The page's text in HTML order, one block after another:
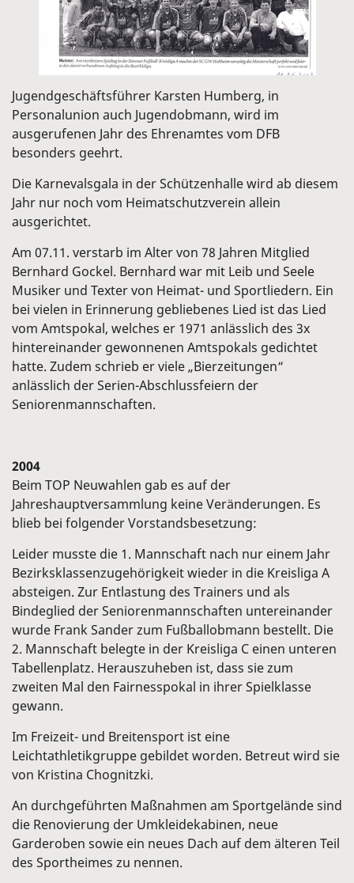
Jugendgeschäftsführer Karsten Humberg, in
Personalunion auch Jugendobmann, wird im
ausgerufenen Jahr des Ehrenamtes vom DFB
besonders geehrt.
Die Karnevalsgala in der Schützenhalle wird ab diesem
Jahr nur noch vom Heimatschutzverein allein
ausgerichtet.
Am 07.11. verstarb im Alter von 78 Jahren Mitglied
Bernhard Gockel. Bernhard war mit Leib und Seele
Musiker und Texter von Heimat- und Sportliedern. Ein
bei vielen in Erinnerung gebliebenes Lied ist das Lied
vom Amtspokal, welches er 1971 anlässlich des 3x
hinter­einander gewonnenen Amtspokals gedichtet
hatte. Zudem schrieb er viele „Bierzeitungen“
anlässlich der Serien-Abschlussfeiern der
Seniorenmannschaften.
2004
Beim TOP Neuwahlen gab es auf der
Jahreshauptversammlung keine Veränderungen. Es
blieb bei folgender Vorstandsbesetzung:
Leider musste die 1. Mannschaft nach nur einem Jahr
Bezirksklassenzugehörigkeit wieder in die Kreisliga A
absteigen. Zur Entlastung des Trainers und als
Bindeglied der Seniorenmannschaften untereinander
wurde Frank Sander zum Fußballobmann bestellt. Die
2. Mannschaft belegte in der Kreisliga C einen unteren
Tabellenplatz. Herauszuheben ist, dass sie zum
zweiten Mal den Fairnesspokal in ihrer Spielklasse
gewann.
Im Freizeit- und Breitensport ist eine
Leichtathletikgruppe gebildet worden. Betreut wird sie
von Kristina Chognitzki.
An durchgeführten Maßnahmen am Sportgelände sind
die Renovierung der Umkleidekabinen, neue
Garderoben sowie ein neues Dach auf dem älteren Teil
des Sportheimes zu nennen.